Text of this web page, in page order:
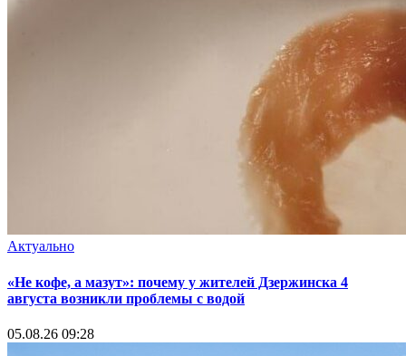
Актуально
«Не кофе, а мазут»: почему у жителей Дзержинска 4
августа возникли проблемы с водой
05.08.26 09:28